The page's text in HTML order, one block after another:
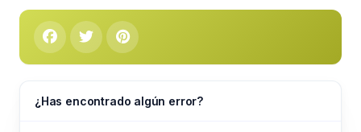
¿Has encontrado algún error?